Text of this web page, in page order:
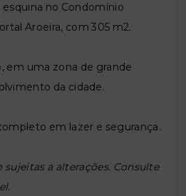
no Condomínio
Aroeira, com 305 m2.
em uma zona de grande
da cidade.
em lazer e segurança.
a alterações. Consulte